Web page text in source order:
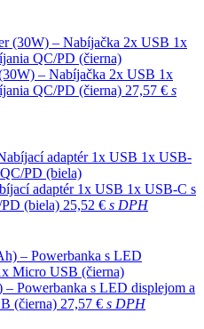
– Nabíjačka 2x USB 1x
QC/PD (čierna) 27,57 € s
adaptér 1x USB 1x USB-C s
(biela) 25,52 € s DPH
Powerbanka s LED displejom a
(čierna) 27,57 € s DPH